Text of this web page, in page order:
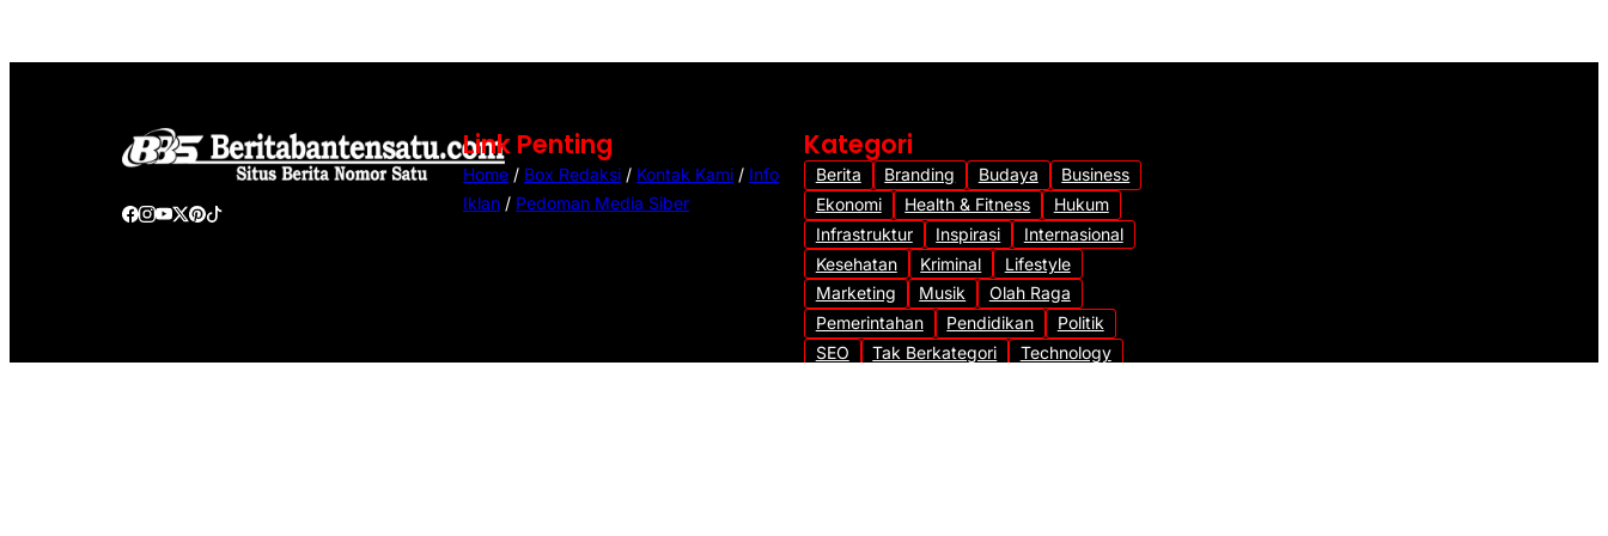
Link Penting
Home / Box Redaksi / Kontak Kami / Info
Iklan / Pedoman Media Siber
Kategori
Berita Branding Budaya
Business
Ekonomi
Health & Fitness
Hukum
Infrastruktur
Inspirasi
Internasional
Kesehatan
Kriminal
Lifestyle
Marketing
Musik
Olah Raga
Pemerintahan
Pendidikan
Politik
SEO
Tak Berkategori
Technology